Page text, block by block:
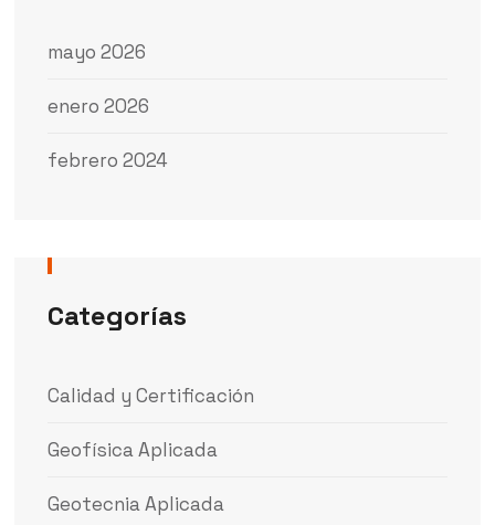
mayo 2026
enero 2026
febrero 2024
Categorías
Calidad y Certificación
Geofísica Aplicada
Geotecnia Aplicada